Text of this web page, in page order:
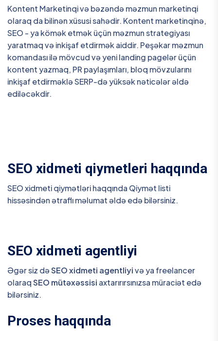
Kontent Marketinqi və bəzəndə məzmun marketinqi
olaraq da bilinən xüsusi sahədir. Kontent marketinqinə,
SEO - ya kömək etmək üçün məzmun strategiyası
yaratmaq və inkişaf etdirmək aiddir. Peşəkar məzmun
komandası ilə mövcud və yeni landing pagelər üçün
kontent yazmaq, PR paylaşımları, bloq mövzularını
inkişaf etdirməklə SERP-də yüksək nəticələr əldə
ediləcəkdir.
SEO xidmeti qiymetleri haqqında
SEO xidmeti qiymətləri haqqında Qiymət listi
hissəsindən ətraflı məlumat əldə edə bilərsiniz.
SEO xidmeti agentliyi
Əgər siz dəSEO xidmeti agentliyivə ya freelancer
olaraqSEO mütəxəssisi axtarırırsınızsa müraciət edə
bilərsiniz.
Proses haqqında